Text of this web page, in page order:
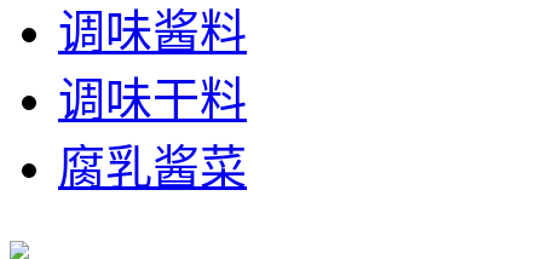
调味酱料
调味干料
腐乳酱菜